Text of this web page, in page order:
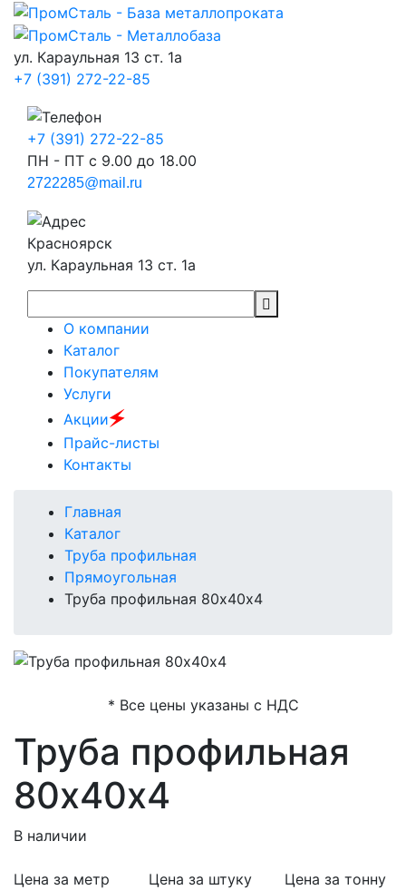
ул. Караульная 13 ст. 1а
+7 (391) 272-22-85
+7 (391) 272-22-85
ПН - ПТ с 9.00 до 18.00
2722285@mail.ru
Красноярск
ул. Караульная 13 ст. 1а
О компании
Каталог
Покупателям
Услуги
Акции🗲
Прайс-листы
Контакты
Главная
Каталог
Труба профильная
Прямоугольная
Труба профильная 80х40х4
* Все цены указаны с НДС
Труба профильная
80х40х4
В наличии
Цена за метр
Цена за штуку
Цена за тонну